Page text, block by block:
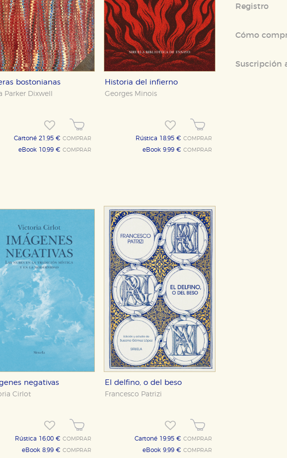
bostonianas
Parker Dixwell
Cartoné 21,95 €COMPRAR
eBook 10,99 €COMPRAR
Historia del infierno
Georges Minois
Rústica 18,95 € COMPRAR
eBook 9,99 € COMPRAR
negativas
Cirlot
Rústica 16,00 €COMPRAR
eBook 8,99 €COMPRAR
El delfino, o del beso
Francesco Patrizi
Cartoné 19,95 € COMPRAR
eBook 9,99 € COMPRAR
Registro
Cómo
Suscripción
HABILITAR TODO
que nuestro sitio web funcione y no es posible deshabilitarlas desde nuestro
en ese caso es posible que algunas áreas de nuestra web dejen de funcionar
su experiencia de navegación y optimizar el funcionamiento de nuestro sitio
que no tenga que reconfigurarlos cada vez que nos visita. La información es
información personal sino que se basan en la identificación única de su